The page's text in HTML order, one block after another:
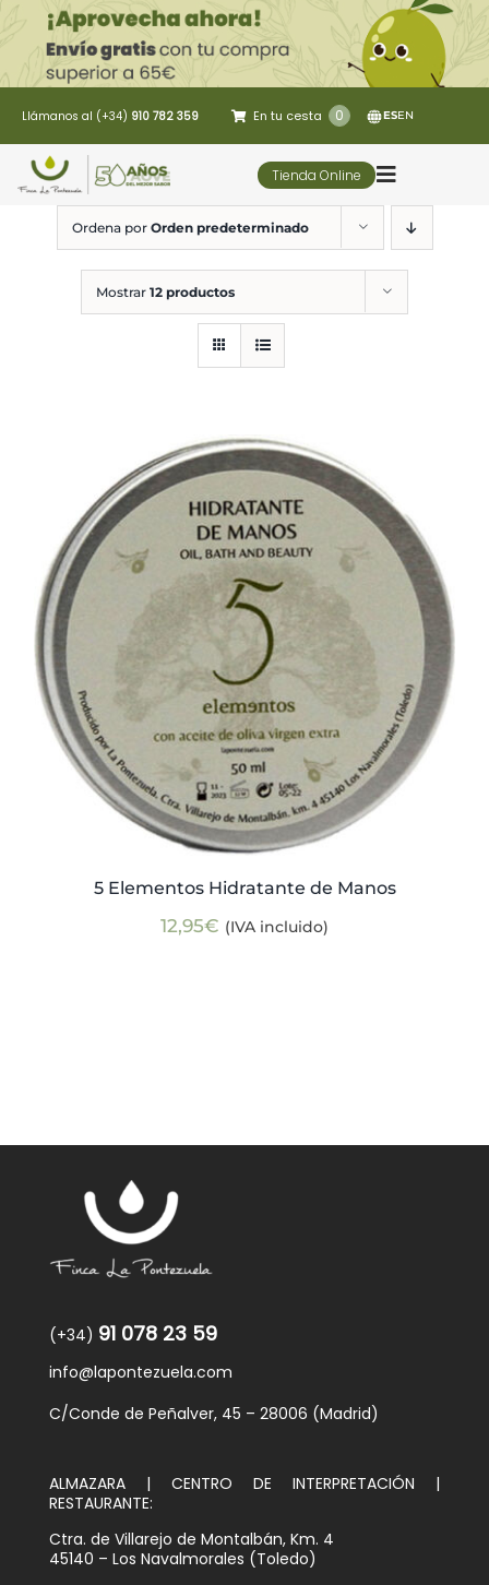
Saltar
al
contenido
Llámanos al (+34) 910 782 359 En tu cesta 0 ESEN
Tienda Online
Toggle
5 Elementos
Oleoturismo
Actualidad
Mi cuenta
Ordena por Orden predeterminado
Mostrar 12 productos
5 Elementos Hidratante de Manos
12,95€ (IVA incluido)
(+34) 91 078 23 59
info@lapontezuela.com
C/Conde de Peñalver, 45 – 28006 (Madrid)
ALMAZARA | CENTRO DE INTERPRETACIÓN |
RESTAURANTE:
Ctra. de Villarejo de Montalbán, Km. 4
45140 – Los Navalmorales (Toledo)